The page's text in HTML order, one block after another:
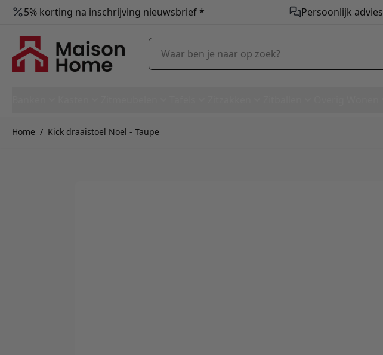
5% korting na inschrijving nieuwsbrief * Persoonlijk advies
Waar ben je naar op zoek?
Home / Kick draaistoel Noel - Taupe